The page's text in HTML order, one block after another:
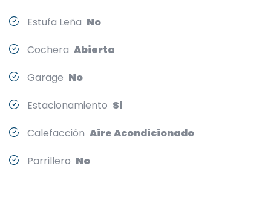
Estufa Leña No
Cochera Abierta
Garage No
Estacionamiento Si
Calefacción Aire Acondicionado
Parrillero No